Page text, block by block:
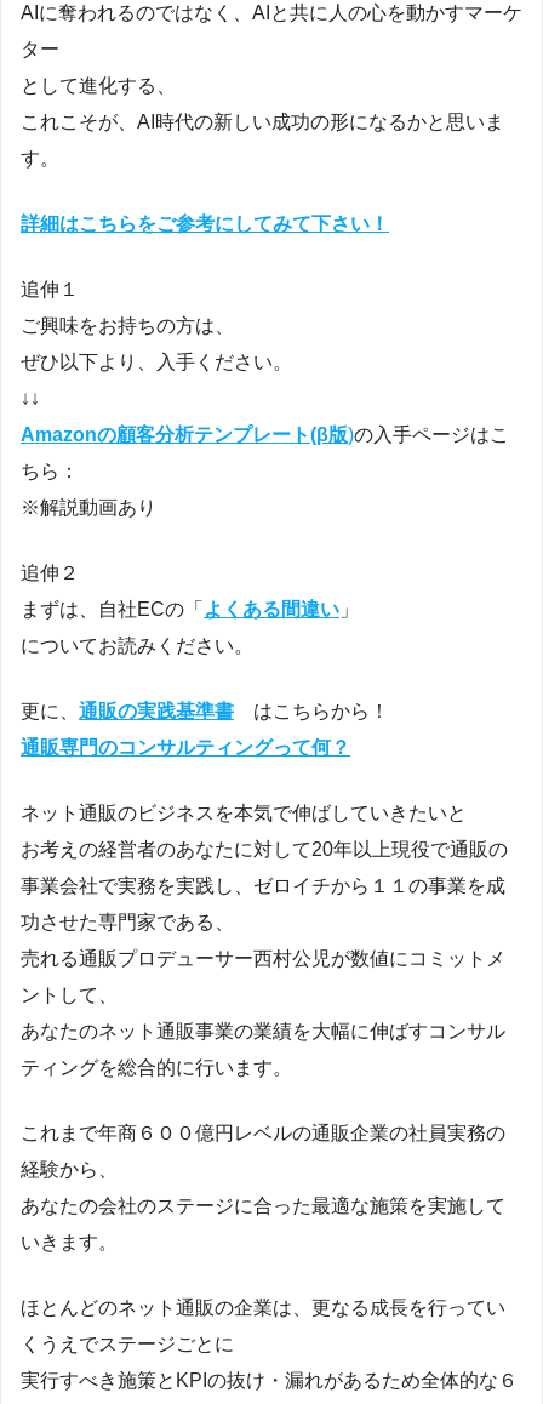
AIに奪われるのではなく、AIと共に人の心を動かすマーケ
ター
として進化する、
これこそが、AI時代の新しい成功の形になるかと思いま
す。
詳細はこちらをご参考にしてみて下さい！
追伸１
ご興味をお持ちの方は、
ぜひ以下より、入手ください。
↓↓
Amazonの顧客分析テンプレート(β版)の入手ページはこ
ちら：
※解説動画あり
追伸２
まずは、自社ECの「 よくある間違い 」
についてお読みください。
更に、 通販の実践基準書 はこちらから！
通販専門のコンサルティングって何？
ネット通販のビジネスを本気で伸ばしていきたいと
お考えの経営者のあなたに対して20年以上現役で通販の
事業会社で実務を実践し、ゼロイチから１１の事業を成
功させた専門家である、
売れる通販プロデューサー西村公児が数値にコミットメ
ントして、
あなたのネット通販事業の業績を大幅に伸ばすコンサル
ティングを総合的に行います。
これまで年商６００億円レベルの通販企業の社員実務の
経験から、
あなたの会社のステージに合った最適な施策を実施して
いきます。
ほとんどのネット通販の企業は、更なる成長を行ってい
くうえでステージごとに
実行すべき施策とKPIの抜け・漏れがあるため全体的な６